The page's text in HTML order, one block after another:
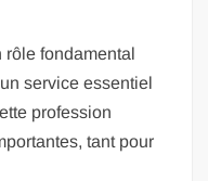
rôle fondamental
service essentiel
profession
tant pour